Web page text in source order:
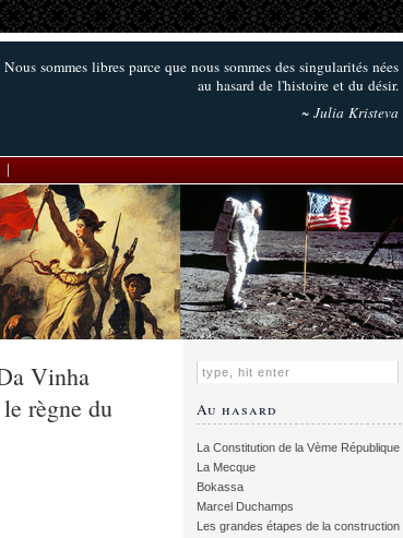
Nous sommes libres parce que nous sommes des singularités nées
au hasard de l'histoire et du désir.
~ Julia Kristeva
Vinha
règne du
Au hasard
La Constitution de la Vème République
La Mecque
Bokassa
Marcel Duchamps
Les grandes étapes de la construction